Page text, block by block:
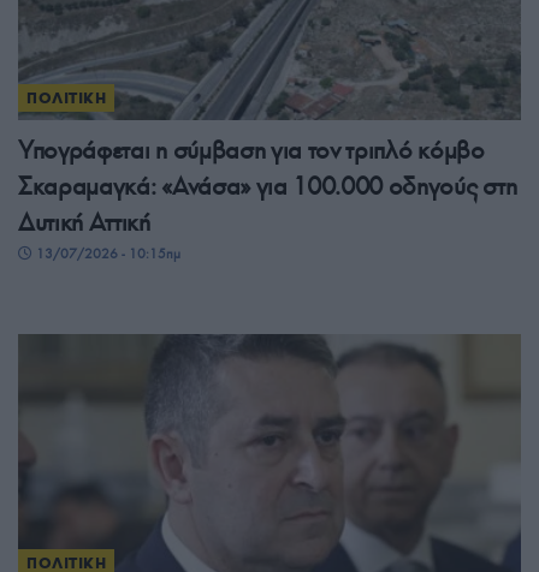
ΠΟΛΙΤΙΚΗ
Υπογράφεται η σύμβαση για τον τριπλό κόμβο
Σκαραμαγκά: «Ανάσα» για 100.000 οδηγούς στη
Δυτική Αττική
13/07/2026 - 10:15πμ
ΠΟΛΙΤΙΚΗ